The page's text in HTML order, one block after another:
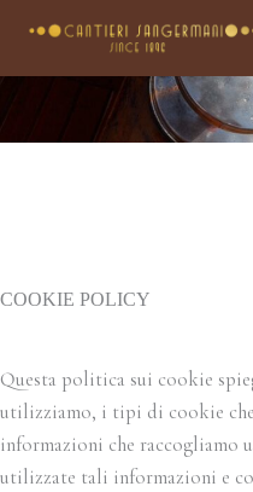
contenuto
COOKIE POLICY
Questa politica sui cookie
utilizziamo, i tipi di cookie
informazioni che raccogliamo
utilizzate tali informazioni e